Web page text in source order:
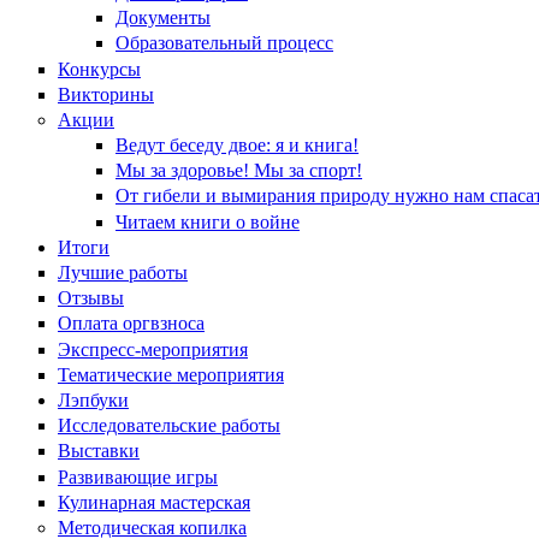
Документы
Образовательный процесс
Конкурсы
Викторины
Акции
Ведут беседу двое: я и книга!
Мы за здоровье! Мы за спорт!
От гибели и вымирания природу нужно нам
Читаем книги о войне
Итоги
Лучшие работы
Отзывы
Оплата оргвзноса
Экспресс-мероприятия
Тематические мероприятия
Лэпбуки
Исследовательские работы
Выставки
Развивающие игры
Кулинарная мастерская
Методическая копилка